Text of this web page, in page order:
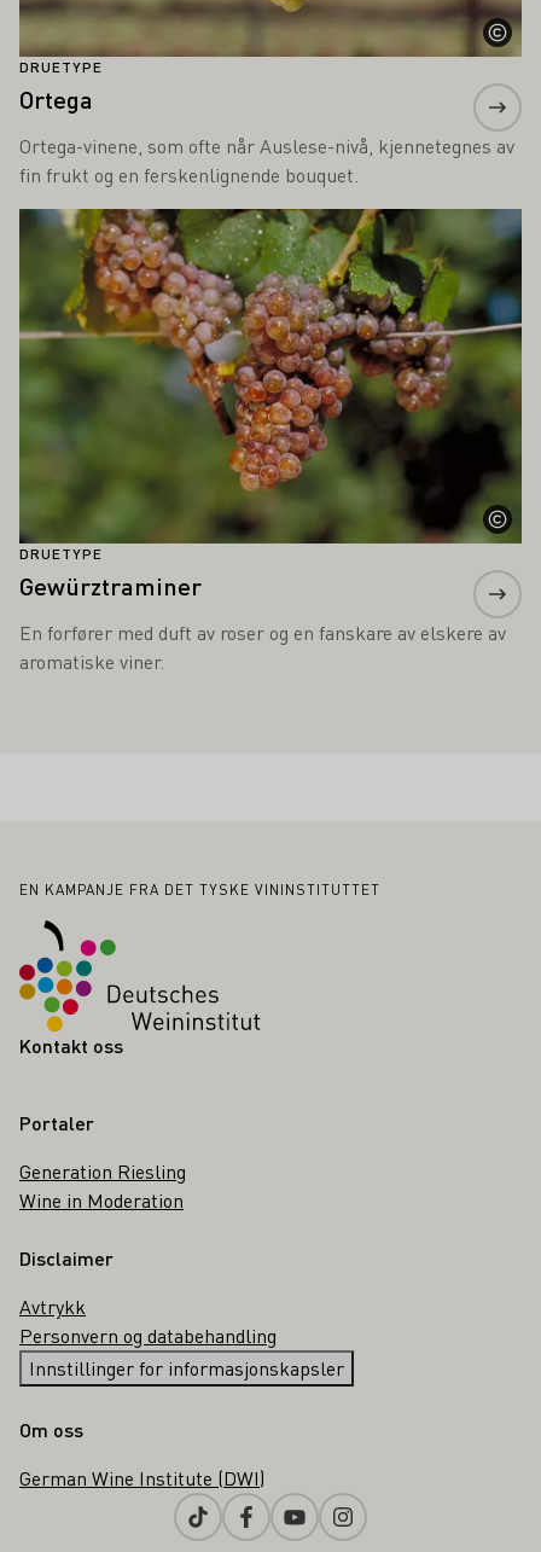
DRUETYPE
Ortega
Ortega-vinene, som ofte når Auslese-nivå, kjennetegnes av
fin frukt og en ferskenlignende bouquet.
DRUETYPE
Gewürztraminer
En forfører med duft av roser og en fanskare av elskere av
aromatiske viner.
Lær mer om dette
Bunntekst
EN KAMPANJE FRA DET TYSKE VININSTITUTTET
Kontakt oss
Portaler
Generation Riesling
Wine in Moderation
Disclaimer
Avtrykk
Personvern og databehandling
Innstillinger for informasjonskapsler
Om oss
German Wine Institute (DWI)
TiktokFacebookYoutubeInstagram